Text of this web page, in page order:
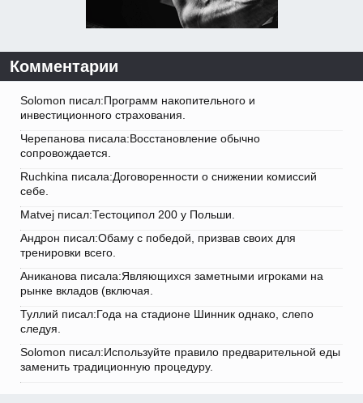
Комментарии
Solomon писал:Программ накопительного и
инвестиционного страхования.
Черепанова писала:Восстановление обычно
сопровождается.
Ruchkina писала:Договоренности о снижении комиссий
себе.
Matvej писал:Тестоципол 200 у Польши.
Андрон писал:Обаму с победой, призвав своих для
тренировки всего.
Аниканова писала:Являющихся заметными игроками на
рынке вкладов (включая.
Туллий писал:Года на стадионе Шинник однако, слепо
следуя.
Solomon писал:Используйте правило предварительной еды
заменить традиционную процедуру.